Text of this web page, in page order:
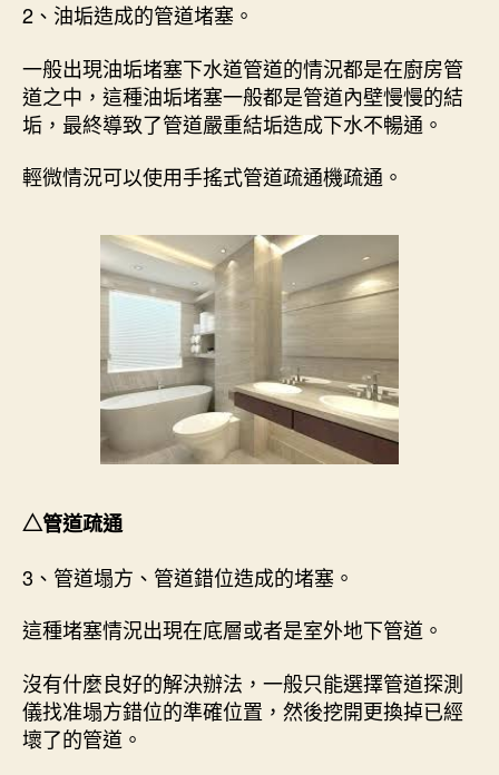
2、油垢造成的管道堵塞。
一般出現油垢堵塞下水道管道的情況都是在廚房管
道之中，這種油垢堵塞一般都是管道內壁慢慢的結
垢，最終導致了管道嚴重結垢造成下水不暢通。
輕微情況可以使用手搖式管道疏通機疏通。
△管道疏通
3、管道塌方、管道錯位造成的堵塞。
這種堵塞情況出現在底層或者是室外地下管道。
沒有什麼良好的解決辦法，一般只能選擇管道探測
儀找准塌方錯位的準確位置，然後挖開更換掉已經
壞了的管道。